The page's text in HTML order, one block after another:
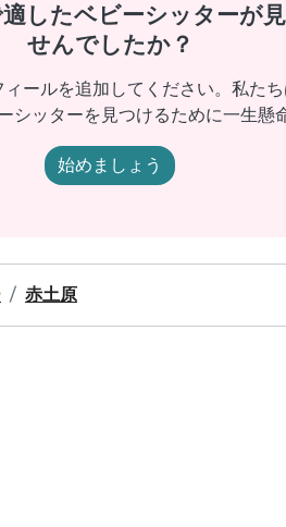
したベビーシッターが
せんでしたか？
ールを追加してください。私た
シッターを見つけるために一生懸
始めましょう
赤土原